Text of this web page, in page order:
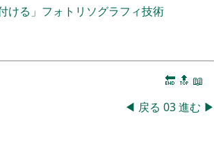
ける」フォトリソグラフィ技術
🔚 🔝 📖
◀ 戻る 03進む ▶